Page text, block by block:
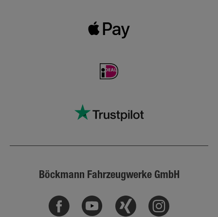
Böckmann Fahrzeugwerke GmbH
Facebook Youtube Xing Instagram